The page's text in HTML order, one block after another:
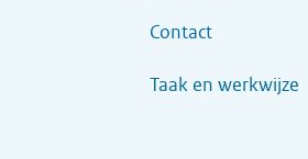
Contact
Taak en werkwijze